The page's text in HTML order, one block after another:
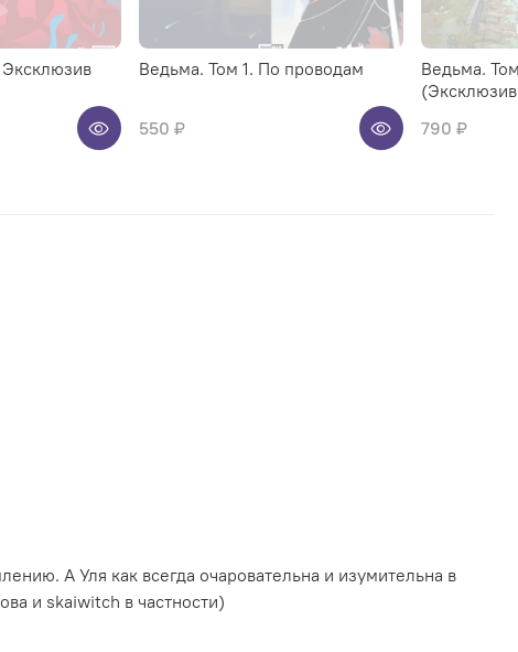
Ведьма. Том 1. По проводам
550 ₽
Ведьма.
(Эксклюзив
790 ₽
в
и skaiwitch в частности)